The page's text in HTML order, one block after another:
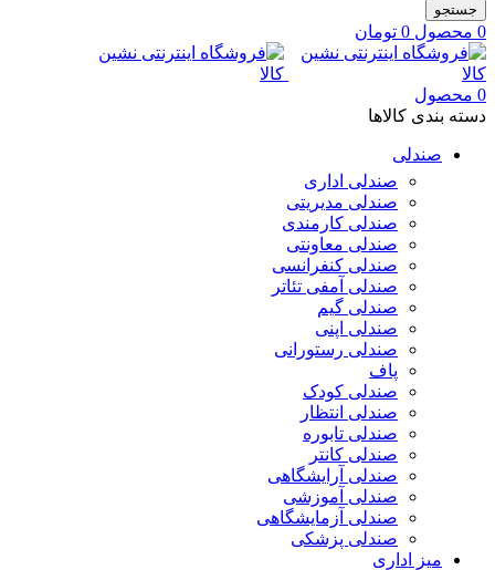
جستجو
0 محصول 0 تومان
0 محصول
دسته بندی کالاها
صندلی
صندلی اداری
صندلی مدیریتی
صندلی کارمندی
صندلی معاونتی
صندلی کنفرانسی
صندلی آمفی تئاتر
صندلی گیم
صندلی اپنی
صندلی رستورانی
پاف
صندلی کودک
صندلی انتظار
صندلی تابوره
صندلی کانتر
صندلی آرایشگاهی
صندلی آموزشی
صندلی آزمایشگاهی
صندلی پزشکی
میز اداری